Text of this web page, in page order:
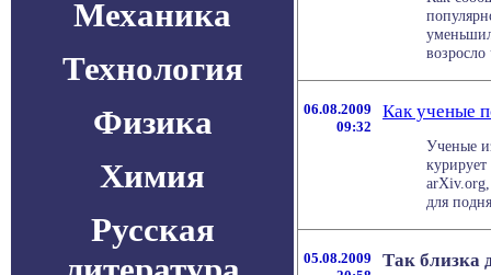
Механика
Технология
Физика
Химия
Русская
06.08.2009
09:32
Как ученые
Ученые
arXiv.org,
для
05.08.2009
Так близка